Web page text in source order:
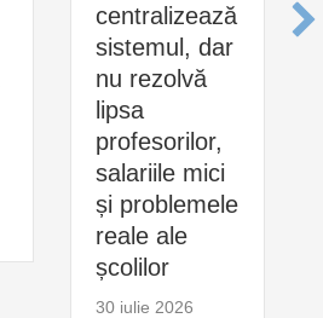
centralizează
sistemul, dar
nu rezolvă
lipsa
profesorilor,
salariile mici
și problemele
reale ale
școlilor
30 iulie 2026